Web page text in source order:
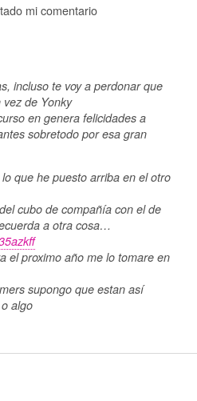
mi comentario
incluso te voy a perdonar que
de Yonky
en genera felicidades a
sobretodo por esa gran
que he puesto arriba en el otro
cubo de compañía con el de
a otra cosa…
el proximo año me lo tomare en
supongo que estan así
algo